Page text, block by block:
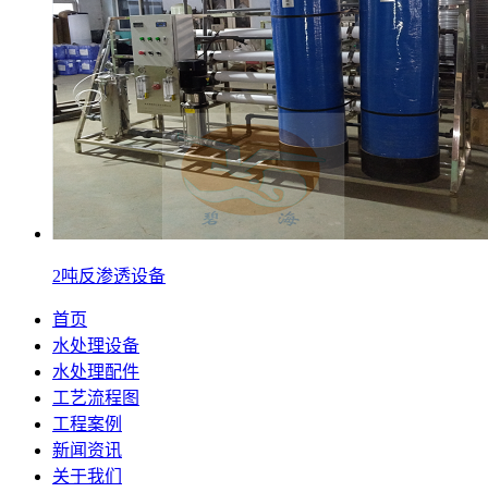
2吨反渗透设备
首页
水处理设备
水处理配件
工艺流程图
工程案例
新闻资讯
关于我们